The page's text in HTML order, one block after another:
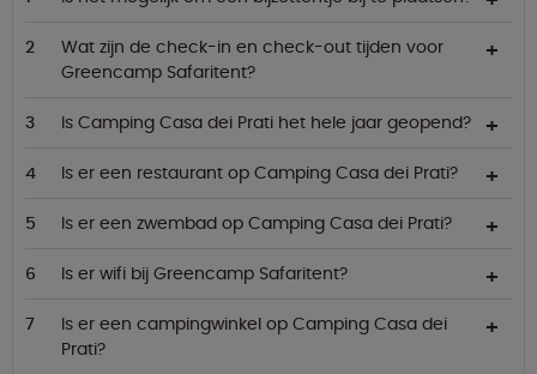
Wat zijn de check-in en check-out tijden voor
Greencamp Safaritent?
Is Camping Casa dei Prati het hele jaar geopend?
Is er een restaurant op Camping Casa dei Prati?
Is er een zwembad op Camping Casa dei Prati?
Is er wifi bij Greencamp Safaritent?
Is er een campingwinkel op Camping Casa dei
Prati?